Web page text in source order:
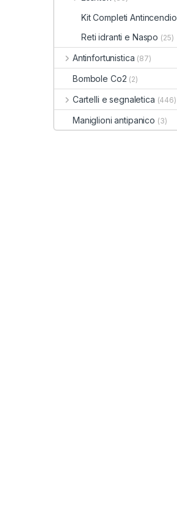
Kit Completi Antincendio
Reti idranti e Naspo (25)
Antinfortunistica (87)
Bombole Co2 (2)
Cartelli e segnaletica (446)
Maniglioni antipanico (3)